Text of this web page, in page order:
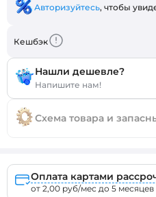
Авторизуйтесь, чтобы
Кешбэк
Нашли дешевле?
Напишите нам!
Схема товара и
Оплата картами
от 2,00 руб/мес до 5 месяцев